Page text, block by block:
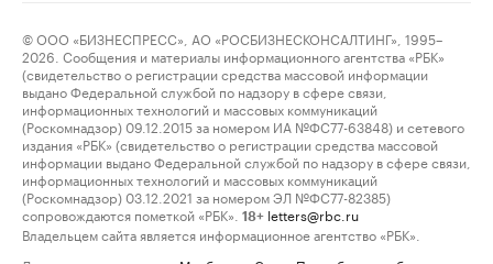
© ООО «БИЗНЕСПРЕСС», АО «РОСБИЗНЕСКОНСАЛТИНГ», 1995–
2026. Сообщения и материалы информационного агентства «РБК»
(свидетельство о регистрации средства массовой информации
выдано Федеральной службой по надзору в сфере связи,
информационных технологий и массовых коммуникаций
(Роскомнадзор) 09.12.2015 за номером ИА №ФС77-63848) и сетевого
издания «РБК» (свидетельство о регистрации средства массовой
информации выдано Федеральной службой по надзору в сфере связи,
информационных технологий и массовых коммуникаций
(Роскомнадзор) 03.12.2021 за номером ЭЛ №ФС77-82385)
сопровождаются пометкой «РБК».
18+ letters@rbc.ru
Владельцем сайта является информационное агентство «РБК».